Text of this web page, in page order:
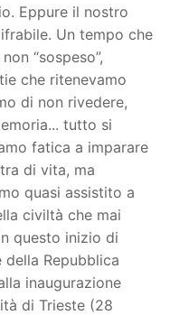
Eppure il nostro
Un tempo che
“sospeso”,
che ritenevamo
di non rivedere,
tutto si
fatica a imparare
di vita, ma
quasi assistito a
civiltà che mai
questo inizio di
Repubblica
inaugurazione
di Trieste (28